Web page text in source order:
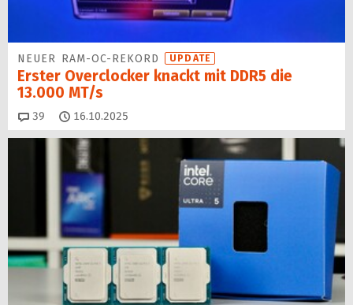
NEUER RAM-OC-REKORD UPDATE
Erster Overclocker knackt mit DDR5 die
13.000 MT/s
39 Kommentare
16.10.2025